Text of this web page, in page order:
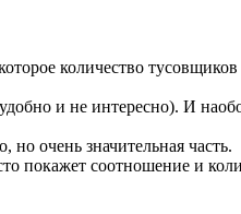
количество
и не интересно). И
очень значительная часть.
покажет соотношение и